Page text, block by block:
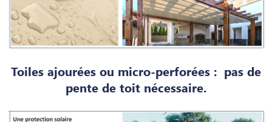
Toiles ajourées ou micro-perforées : pas de
pente de toit nécessaire.